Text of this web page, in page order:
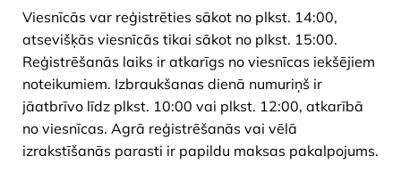
​Viesnīcās var reģistrēties sākot no plkst. 14:00,
atsevišķās viesnīcās tikai sākot no plkst. 15:00.
Reģistrēšanās laiks ir atkarīgs no viesnīcas iekšējiem
noteikumiem. Izbraukšanas dienā numuriņš ir
jāatbrīvo līdz plkst. 10:00 vai plkst. 12:00, atkarībā
no viesnīcas. Agrā reģistrēšanās vai vēlā
izrakstīšanās parasti ir papildu maksas pakalpojums.